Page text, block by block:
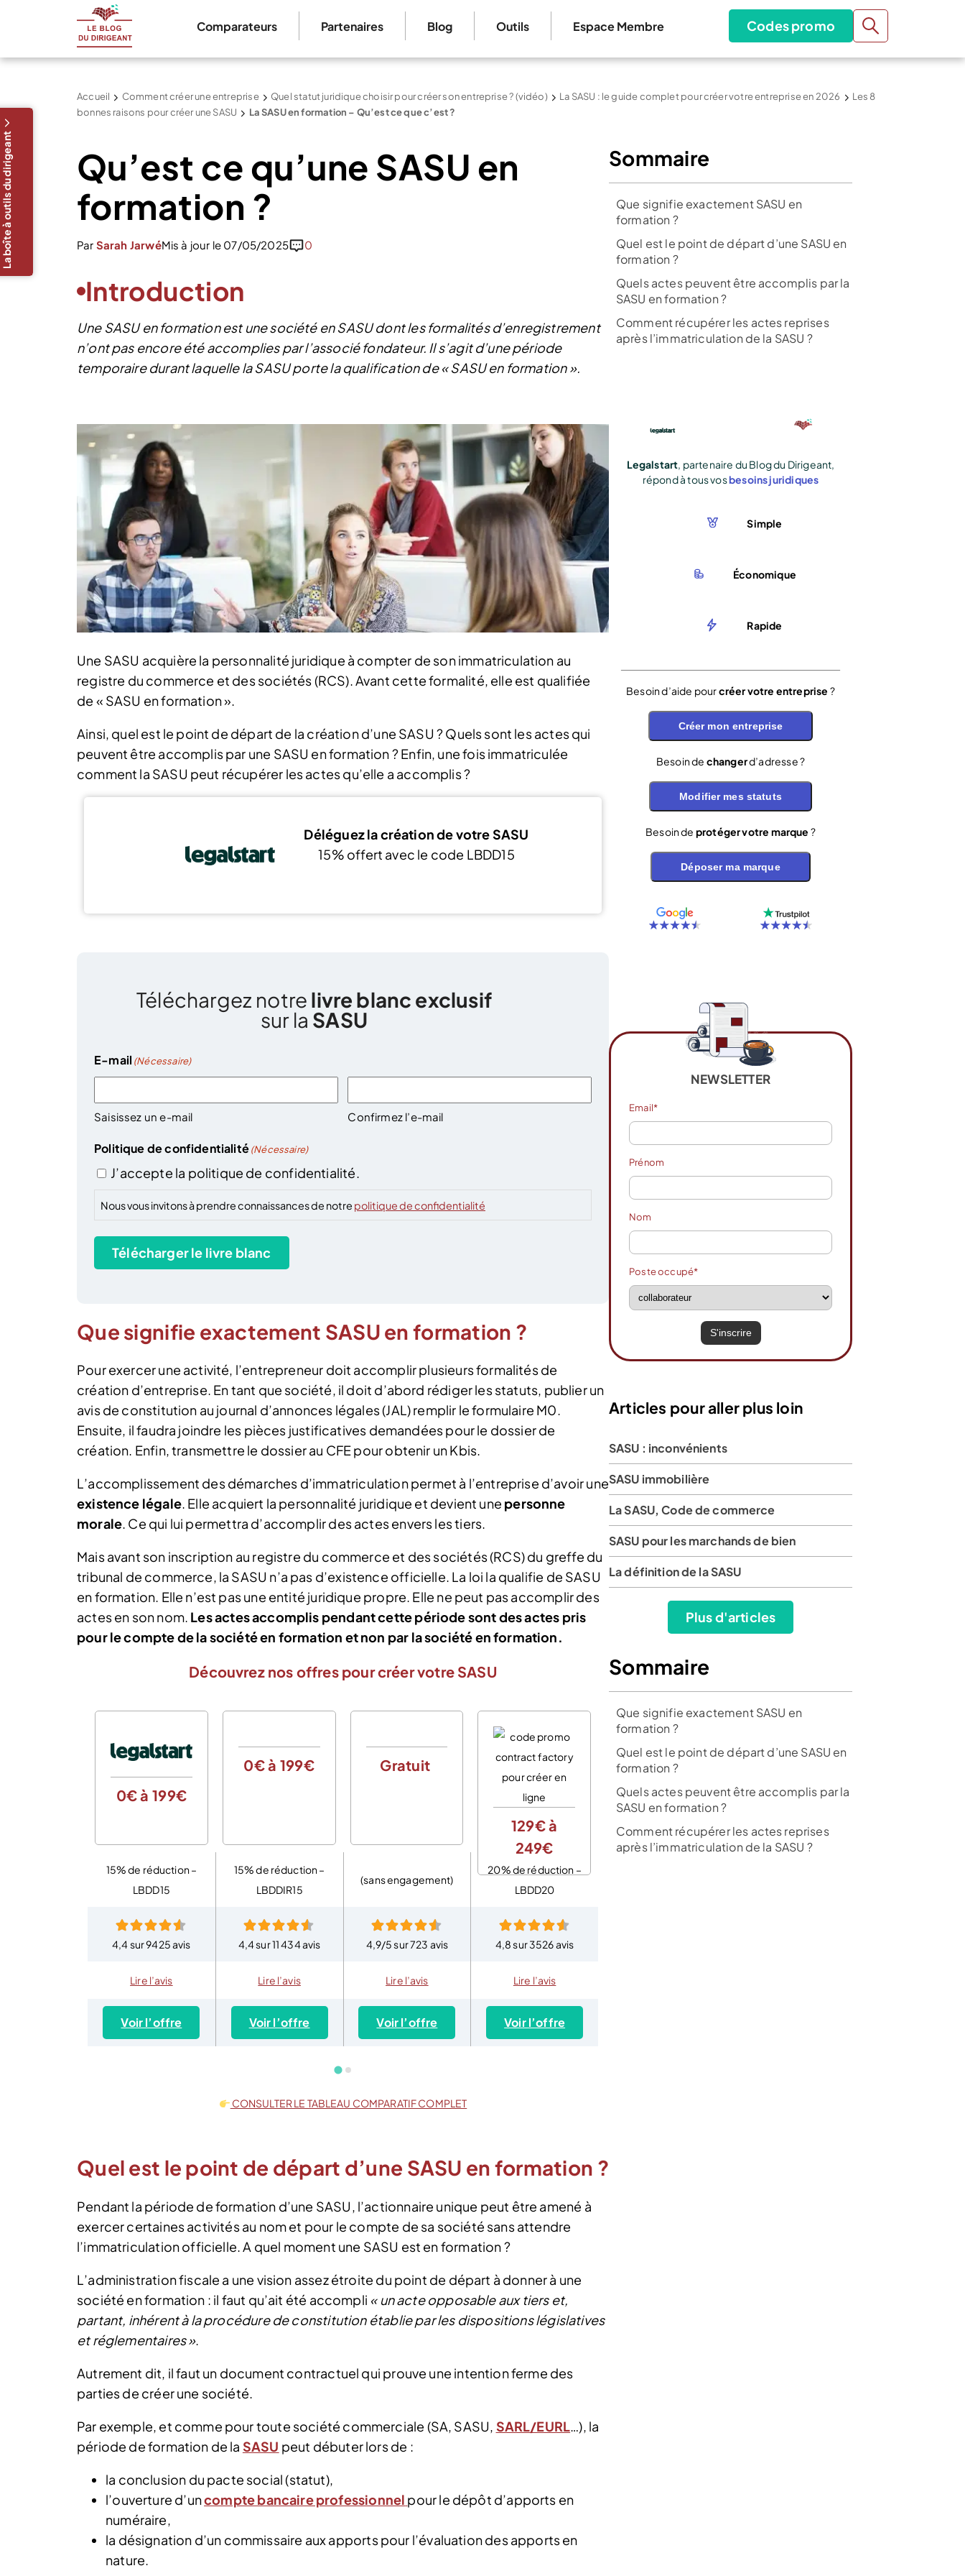
Comparateurs Partenaires Blog Outils Espace Membre Codes promo
Accueil Comment créer une entreprise Quel statut juridique choisir pour créer son entreprise ? (vidéo) La SASU : le guide complet pour créer votre entreprise en 2026
Les 8
bonnes raisons pour créer une SASU
La SASU en formation – Qu’est ce que c’est ?
Qu’est ce qu’une SASU en
formation ?
Par Sarah JarwéMis à jour le 07/05/2025 0
Introduction
Une SASU en formation est une société en SASU dont les formalités d’enregistrement
n’ont pas encore été accomplies par l’associé fondateur. Il s’agit d’une période
temporaire durant laquelle la SASU porte la qualification de « SASU en formation ».
La boîte à outils du dirigeant
Une SASU acquière la personnalité juridique à compter de son immatriculation au
registre du commerce et des sociétés (RCS). Avant cette formalité, elle est qualifiée
de « SASU en formation ».
Ainsi, quel est le point de départ de la création d’une SASU ? Quels sont les actes qui
peuvent être accomplis par une SASU en formation ? Enfin, une fois immatriculée
comment la SASU peut récupérer les actes qu’elle a accomplis ?
Déléguez la création de votre SASU
15% offert avec le code LBDD15
Téléchargez notre livre blanc exclusif
sur la SASU
E-mail (Nécessaire)
Saisissez un e-mail Confirmez l’e-mail
Politique de confidentialité(Nécessaire)
J’accepte la politique de confidentialité.
Nous vous invitons à prendre connaissances de notre politique de confidentialité
Télécharger le livre blanc
Que signifie exactement SASU en formation ?
Pour exercer une activité, l’entrepreneur doit accomplir plusieurs formalités de
création d’entreprise. En tant que société, il doit d’abord rédiger les statuts, publier un
avis de constitution au journal d’annonces légales (JAL) remplir le formulaire M0.
Ensuite, il faudra joindre les pièces justificatives demandées pour le dossier de
création. Enfin, transmettre le dossier au CFE pour obtenir un Kbis.
L’accomplissement des démarches d’immatriculation permet à l’entreprise d’avoir une
existence légale. Elle acquiert la personnalité juridique et devient une personne
morale. Ce qui lui permettra d’accomplir des actes envers les tiers.
Mais avant son inscription au registre du commerce et des sociétés (RCS) du greffe du
tribunal de commerce, la SASU n’a pas d’existence officielle. La loi la qualifie de SASU
en formation. Elle n’est pas une entité juridique propre. Elle ne peut pas accomplir des
actes en son nom. Les actes accomplis pendant cette période sont des actes pris
pour le compte de la société en formation et non par la société en formation.
Découvrez nos offres pour créer votre SASU
0€ à 199€
15% de réduction –
LBDD15
4,4 sur 9425 avis
Lire l’avis
Voir l’offre
0€ à 199€
15% de réduction –
LBDDIR15
4,4 sur 11 434 avis
Lire l’avis
Voir l’offre
Gratuit
(sans engagement)
4,9/5 sur 723 avis
Lire l’avis
Voir l’offre
129€ à
249€
20% de réduction –
LBDD20
4,8 sur 3526 avis
Lire l’avis
Voir l’offre
0€ + frais
de tiers
CONSULTER LE TABLEAU COMPARATIF COMPLET
Quel est le point de départ d’une SASU en formation ?
Pendant la période de formation d’une SASU, l’actionnaire unique peut être amené à
exercer certaines activités au nom et pour le compte de sa société sans attendre
l’immatriculation officielle. A quel moment une SASU est en formation ?
L’administration fiscale a une vision assez étroite du point de départ à donner à une
société en formation : il faut qu’ait été accompli « un acte opposable aux tiers et,
partant, inhérent à la procédure de constitution établie par les dispositions législatives
et réglementaires ».
Autrement dit, il faut un document contractuel qui prouve une intention ferme des
parties de créer une société.
Par exemple, et comme pour toute société commerciale (SA, SASU, SARL/EURL…), la
période de formation de la SASU peut débuter lors de :
la conclusion du pacte social (statut),
l’ouverture d’uncompte bancaire professionnel pour le dépôt d’apports en
numéraire,
la désignation d’un commissaire aux apports pour l’évaluation des apports en
nature.
Sommaire
Que signifie exactement SASU en
formation ?
Quel est le point de départ d’une SASU en
formation ?
Quels actes peuvent être accomplis par la
SASU en formation ?
Comment récupérer les actes reprises
après l’immatriculation de la SASU ?
Legalstart, partenaire du Blog du Dirigeant,
répond à tous vosbesoins juridiques
Simple
Économique
Rapide
Besoin d’aide pourcréer votre entreprise ?
Créer mon entreprise
Besoin de changerd’adresse ?
Modifier mes statuts
Besoin de protéger votre marque ?
Déposer ma marque
NEWSLETTER
Email*
Prénom
Nom
Poste occupé*
Articles pour aller plus loin
SASU : inconvénients
SASU immobilière
La SASU, Code de commerce
SASU pour les marchands de bien
La définition de la SASU
Plus d'articles
Sommaire
Que signifie exactement SASU en
formation ?
Quel est le point de départ d’une SASU en
formation ?
Quels actes peuvent être accomplis par la
SASU en formation ?
Comment récupérer les actes reprises
après l’immatriculation de la SASU ?